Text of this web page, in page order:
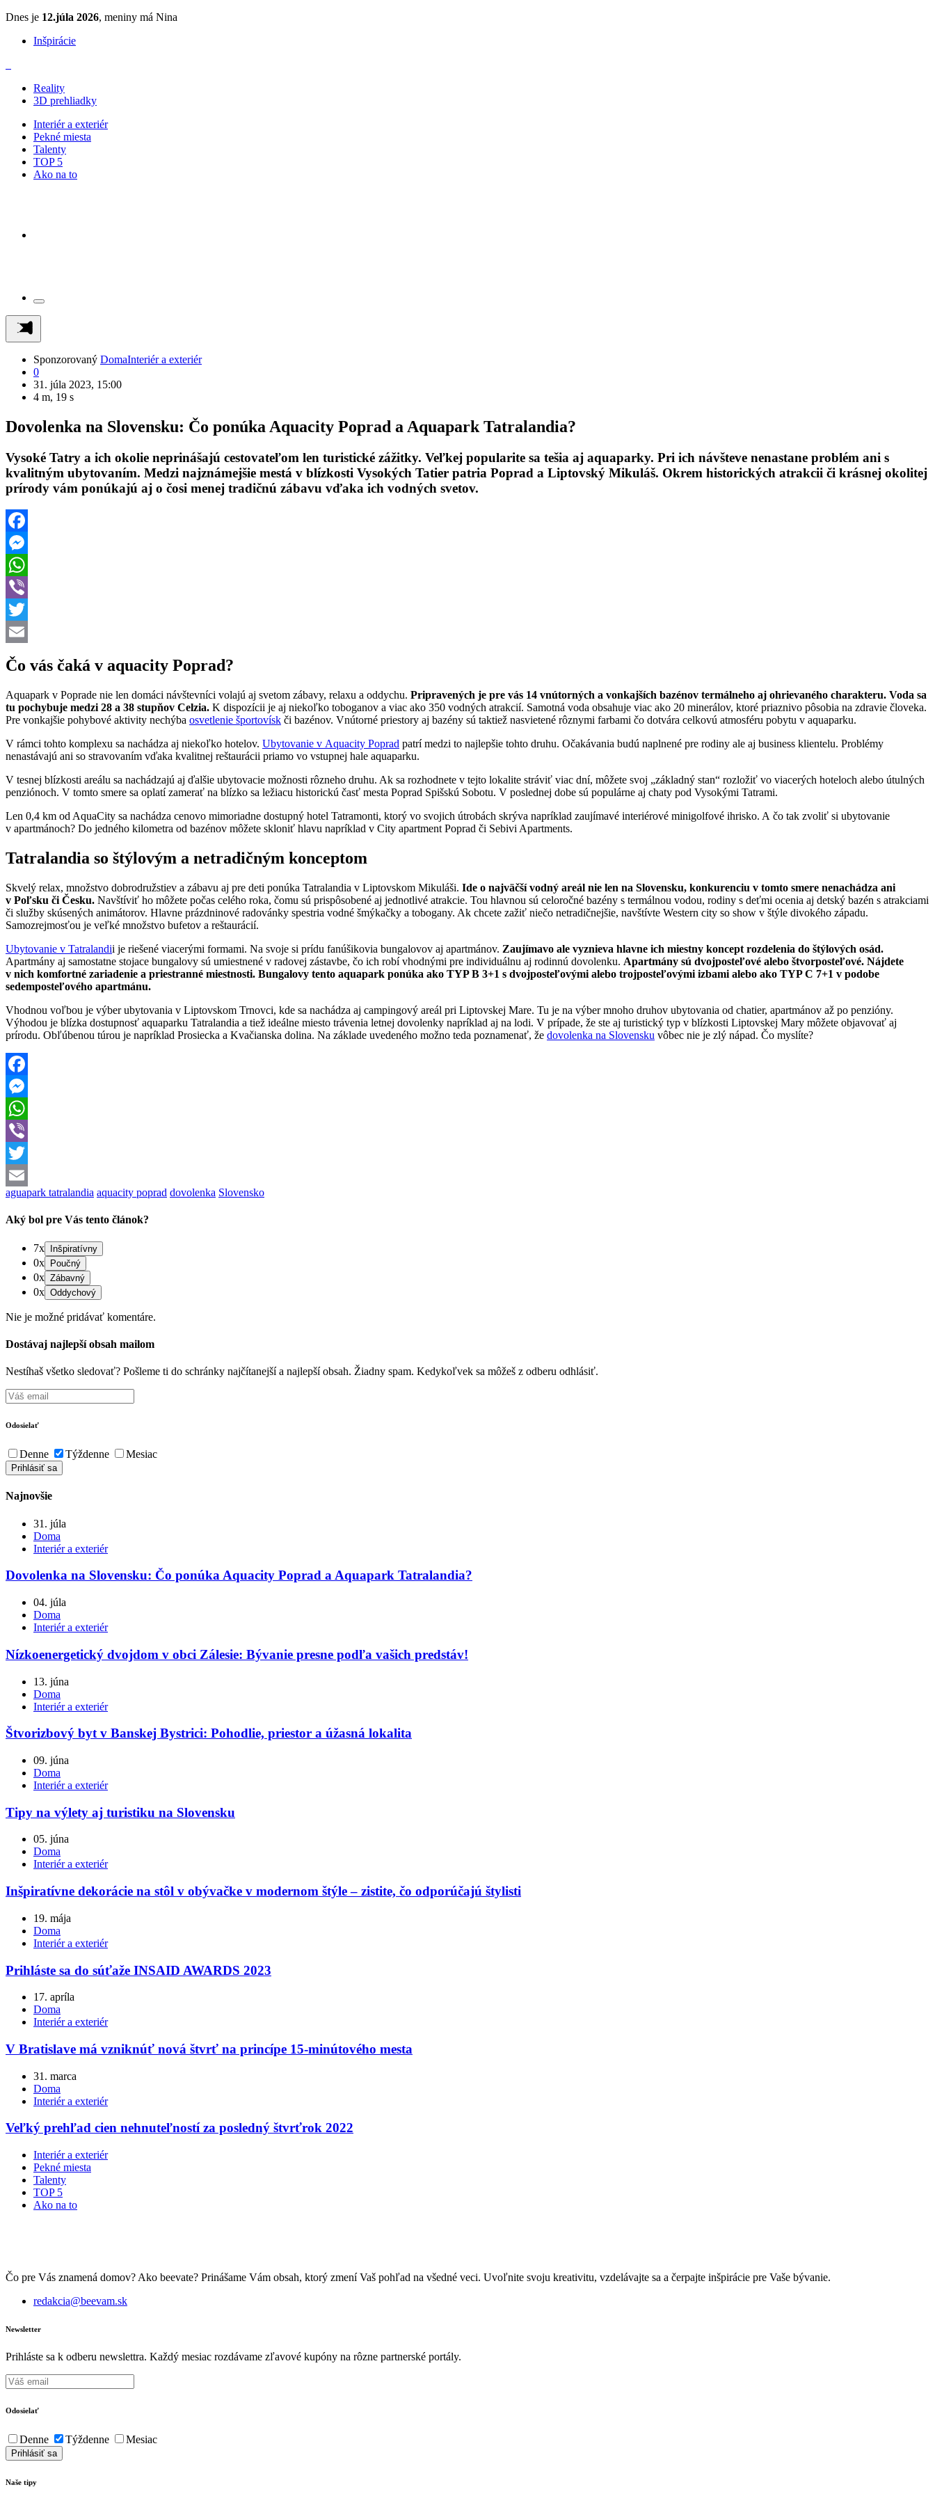
Dnes je 12.júla 2026, meniny má Nina
Inšpirácie
Reality
3D prehliadky
Interiér a exteriér
Pekné miesta
Talenty
TOP 5
Ako na to
Sponzorovaný DomaInteriér a exteriér
0
31. júla 2023, 15:00
4 m, 19 s
Dovolenka na Slovensku: Čo ponúka Aquacity Poprad a Aquapark Tatralandia?
Vysoké Tatry a ich okolie neprinášajú cestovateľom len turistické zážitky. Veľkej popularite sa tešia aj aquaparky. Pri ich návšteve nenastane problém ani s
kvalitným ubytovaním. Medzi najznámejšie mestá v blízkosti Vysokých Tatier patria Poprad a Liptovský Mikuláš. Okrem historických atrakcii či krásnej okolitej
prírody vám ponúkajú aj o čosi menej tradičnú zábavu vďaka ich vodných svetov.
Facebook
Messenger
WhatsApp
Viber
Twitter
Email
Čo vás čaká v aquacity Poprad?
Aquapark v Poprade nie len domáci návštevníci volajú aj svetom zábavy, relaxu a oddychu. Pripravených je pre vás 14 vnútorných a vonkajších bazénov termálneho aj ohrievaného charakteru. Voda sa
tu pochybuje medzi 28 a 38 stupňov Celzia. K dispozícii je aj niekoľko toboganov a viac ako 350 vodných atrakcií. Samotná voda obsahuje viac ako 20 minerálov, ktoré priaznivo pôsobia na zdravie človeka.
Pre vonkajšie pohybové aktivity nechýba osvetlenie športovísk či bazénov. Vnútorné priestory aj bazény sú taktiež nasvietené rôznymi farbami čo dotvára celkovú atmosféru pobytu v aquaparku.
V rámci tohto komplexu sa nachádza aj niekoľko hotelov. Ubytovanie v Aquacity Poprad patrí medzi to najlepšie tohto druhu. Očakávania budú naplnené pre rodiny ale aj business klientelu. Problémy
nenastávajú ani so stravovaním vďaka kvalitnej reštaurácii priamo vo vstupnej hale aquaparku.
V tesnej blízkosti areálu sa nachádzajú aj ďalšie ubytovacie možnosti rôzneho druhu. Ak sa rozhodnete v tejto lokalite stráviť viac dní, môžete svoj „základný stan“ rozložiť vo viacerých hoteloch alebo útulných
penziónoch. V tomto smere sa oplatí zamerať na blízko sa ležiacu historickú časť mesta Poprad Spišskú Sobotu. V poslednej dobe sú populárne aj chaty pod Vysokými Tatrami.
Len 0,4 km od AquaCity sa nachádza cenovo mimoriadne dostupný hotel Tatramonti, ktorý vo svojich útrobách skrýva napríklad zaujímavé interiérové minigolfové ihrisko. A čo tak zvoliť si ubytovanie
v apartmánoch? Do jedného kilometra od bazénov môžete skloniť hlavu napríklad v City apartment Poprad či Sebivi Apartments.
Tatralandia so štýlovým a netradičným konceptom
Skvelý relax, množstvo dobrodružstiev a zábavu aj pre deti ponúka Tatralandia v Liptovskom Mikuláši. Ide o najväčší vodný areál nie len na Slovensku, konkurenciu v tomto smere nenachádza ani
v Poľsku či Česku. Navštíviť ho môžete počas celého roka, čomu sú prispôsobené aj jednotlivé atrakcie. Tou hlavnou sú celoročné bazény s termálnou vodou, rodiny s deťmi ocenia aj detský bazén s atrakciami
či služby skúsených animátorov. Hlavne prázdninové radovánky spestria vodné šmýkačky a tobogany. Ak chcete zažiť niečo netradičnejšie, navštívte Western city so show v štýle divokého západu.
Samozrejmosťou je veľké množstvo bufetov a reštaurácií.
Ubytovanie v Tatralandii je riešené viacerými formami. Na svoje si prídu fanúšikovia bungalovov aj apartmánov. Zaujímavo ale vyznieva hlavne ich miestny koncept rozdelenia do štýlových osád.
Apartmány aj samostatne stojace bungalovy sú umiestnené v radovej zástavbe, čo ich robí vhodnými pre individuálnu aj rodinnú dovolenku. Apartmány sú dvojposteľové alebo štvorposteľové. Nájdete
v nich komfortné zariadenie a priestranné miestnosti. Bungalovy tento aquapark ponúka ako TYP B 3+1 s dvojposteľovými alebo trojposteľovými izbami alebo ako TYP C 7+1 v podobe
sedemposteľového apartmánu.
Vhodnou voľbou je výber ubytovania v Liptovskom Trnovci, kde sa nachádza aj campingový areál pri Liptovskej Mare. Tu je na výber mnoho druhov ubytovania od chatier, apartmánov až po penzióny.
Výhodou je blízka dostupnosť aquaparku Tatralandia a tiež ideálne miesto trávenia letnej dovolenky napríklad aj na lodi. V prípade, že ste aj turistický typ v blízkosti Liptovskej Mary môžete objavovať aj
prírodu. Obľúbenou túrou je napríklad Prosiecka a Kvačianska dolina. Na základe uvedeného možno teda poznamenať, že dovolenka na Slovensku vôbec nie je zlý nápad. Čo myslíte?
Facebook
Messenger
WhatsApp
Viber
Twitter
Email
aguapark tatralandia aquacity poprad dovolenka Slovensko
Aký bol pre Vás tento článok?
7x
0x
0x
0x
Nie je možné pridávať komentáre.
Dostávaj najlepší obsah mailom
Nestíhaš všetko sledovať? Pošleme ti do schránky najčítanejší a najlepší obsah. Žiadny spam. Kedykoľvek sa môžeš z odberu odhlásiť.
Odosielať
Denne Týždenne Mesiac
Najnovšie
31. júla
Doma
Interiér a exteriér
Dovolenka na Slovensku: Čo ponúka Aquacity Poprad a Aquapark Tatralandia?
04. júla
Doma
Interiér a exteriér
Nízkoenergetický dvojdom v obci Zálesie: Bývanie presne podľa vašich predstáv!
13. júna
Doma
Interiér a exteriér
Štvorizbový byt v Banskej Bystrici: Pohodlie, priestor a úžasná lokalita
09. júna
Doma
Interiér a exteriér
Tipy na výlety aj turistiku na Slovensku
05. júna
Doma
Interiér a exteriér
Inšpiratívne dekorácie na stôl v obývačke v modernom štýle – zistite, čo odporúčajú štylisti
19. mája
Doma
Interiér a exteriér
Prihláste sa do súťaže INSAID AWARDS 2023
17. apríla
Doma
Interiér a exteriér
V Bratislave má vzniknúť nová štvrť na princípe 15-minútového mesta
31. marca
Doma
Interiér a exteriér
Veľký prehľad cien nehnuteľností za posledný štvrťrok 2022
Interiér a exteriér
Pekné miesta
Talenty
TOP 5
Ako na to
Čo pre Vás znamená domov? Ako beevate? Prinášame Vám obsah, ktorý zmení Vaš pohľad na všedné veci. Uvoľnite svoju kreativitu, vzdelávajte sa a čerpajte inšpirácie pre Vaše bývanie.
redakcia@beevam.sk
Newsletter
Prihláste sa k odberu newslettra. Každý mesiac rozdávame zľavové kupóny na rôzne partnerské portály.
Odosielať
Denne Týždenne Mesiac
Naše tipy